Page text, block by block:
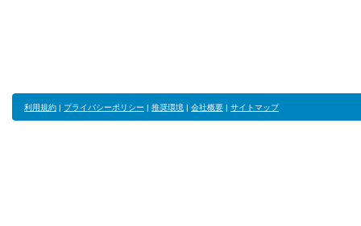
利用規約 | プライバシーポリシー | 推奨環境 | 会社概要 | サイトマップ